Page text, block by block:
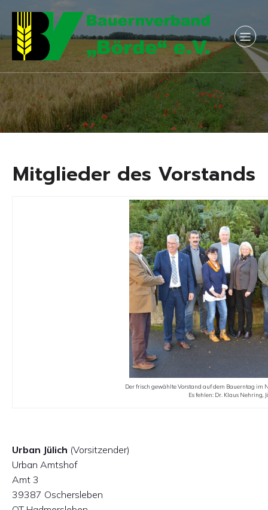
Mitglieder des Vorstands
Der frisch gewählte Vorstand auf dem Bauerntag im
Es fehlen: Dr. Klaus Nehring,
Urban Jülich (Vorsitzender)
Urban Amtshof
Amt 3
39387 Oschersleben